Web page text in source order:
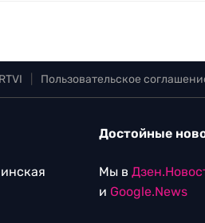
Пользовательское
Достойные
Мы в
и Google.News